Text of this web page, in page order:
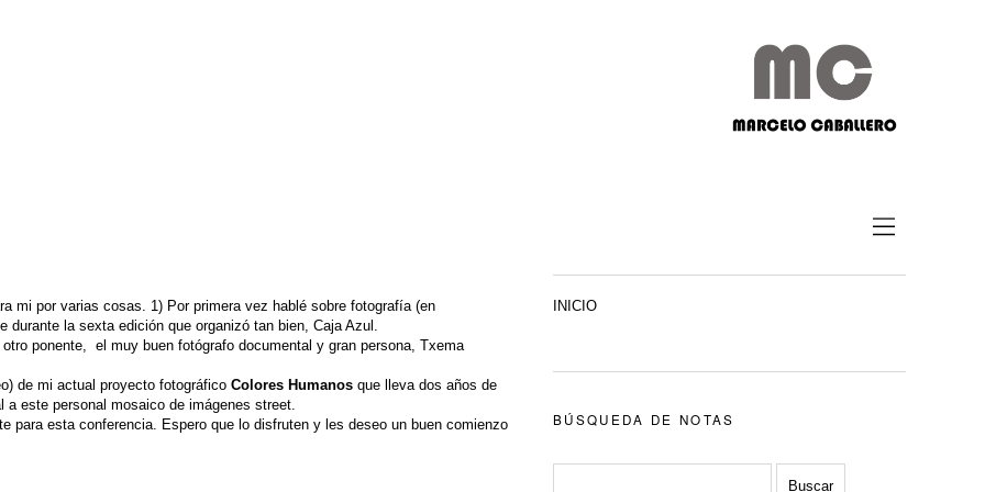
mi por varias cosas. 1) Por primera vez hablé sobre fotografía (en
durante la sexta edición que organizó tan bien, Caja Azul .
ponente, el muy buen fotógrafo documental y gran persona, Txema
de mi actual proyecto fotográfico Colores Humanos que lleva dos años de
este personal mosaico de imágenes street.
para esta conferencia. Espero que lo disfruten y les deseo un buen comienzo
INICIO
BÚSQUEDA DE NOTAS